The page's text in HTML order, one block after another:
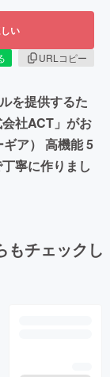
い
URLコピー
を提供するた
社ACT」がお
ア） 高機能 5
寧に作りまし
もチェックし